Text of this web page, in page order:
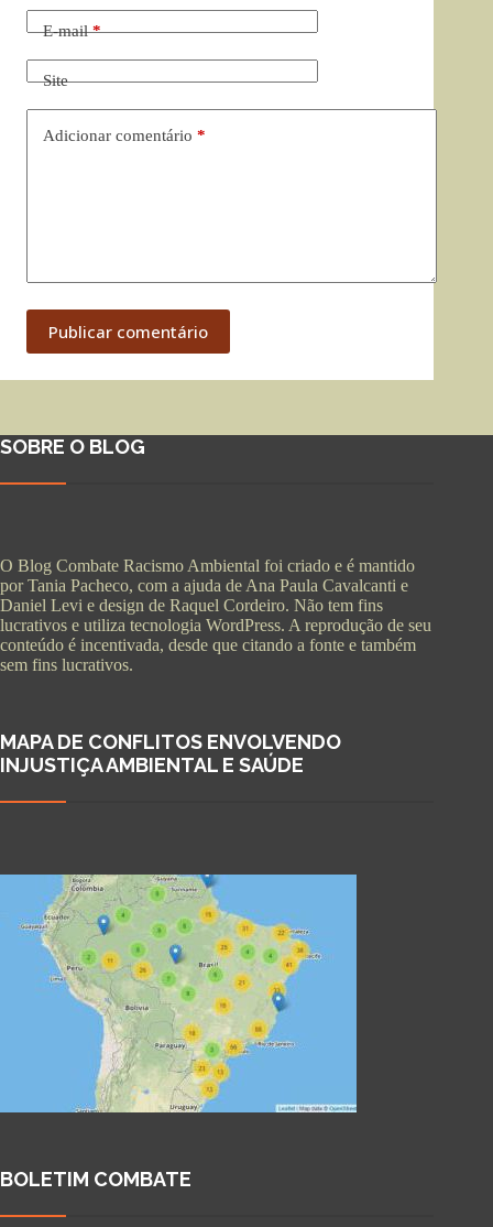
E-mail*
Site
Adicionar comentário *
Publicar comentário
SOBRE O BLOG
O Blog Combate Racismo Ambiental foi criado e é mantido
por Tania Pacheco, com a ajuda de Ana Paula Cavalcanti e
Daniel Levi e design de Raquel Cordeiro. Não tem fins
lucrativos e utiliza tecnologia WordPress. A reprodução de seu
conteúdo é incentivada, desde que citando a fonte e também
sem fins lucrativos.
MAPA DE CONFLITOS ENVOLVENDO
INJUSTIÇA AMBIENTAL E SAÚDE
BOLETIM COMBATE